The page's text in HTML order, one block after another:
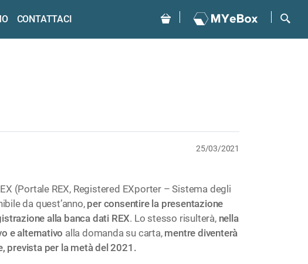
CONTATTACI
25/03/2021
(Portale REX, Registered EXporter – Sistema degli
da quest’anno, per consentire la presentazione
alla banca dati REX. Lo stesso risulterà, nella
e alternativo alla domanda su carta, mentre diventerà
prevista per la metà del 2021.